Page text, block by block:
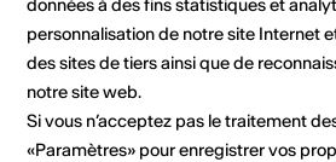
1950 Sion
Téléphone
Site Internet
personnalisation de notre site Internet
des sites de tiers ainsi que de
notre site web.
Si vous n’acceptez pas le traitement
«Paramètres» pour enregistrer vos